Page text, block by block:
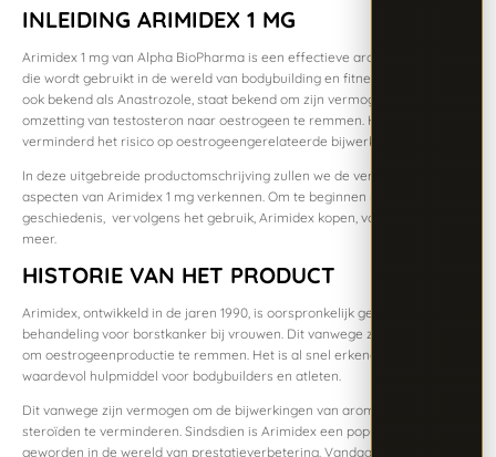
INLEIDING ARIMIDEX 1 MG
Arimidex 1 mg van Alpha BioPharma is een effectieve aromataseremmer
die wordt gebruikt in de wereld van bodybuilding en fitness. Dit product,
ook bekend als Anastrozole, staat bekend om zijn vermogen om de
omzetting van testosteron naar oestrogeen te remmen. Hierdoor
verminderd het risico op oestrogeengerelateerde bijwerkingen.
In deze uitgebreide productomschrijving zullen we de verschillende
aspecten van Arimidex 1 mg verkennen. Om te beginnen met zijn
geschiedenis, vervolgens het gebruik, Arimidex kopen, voordelen en
meer.
HISTORIE VAN HET PRODUCT
Arimidex, ontwikkeld in de jaren 1990, is oorspronkelijk gebruikt als een
behandeling voor borstkanker bij vrouwen. Dit vanwege zijn vermogen
om oestrogeenproductie te remmen. Het is al snel erkend als een
waardevol hulpmiddel voor bodybuilders en atleten.
Dit vanwege zijn vermogen om de bijwerkingen van aromatiserende
steroïden te verminderen. Sindsdien is Arimidex een populaire keuze
geworden in de wereld van prestatieverbetering. Vandaag de dag kan je